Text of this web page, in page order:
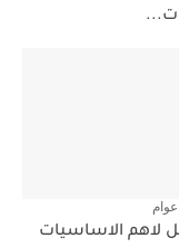
لاهم الاساسيات